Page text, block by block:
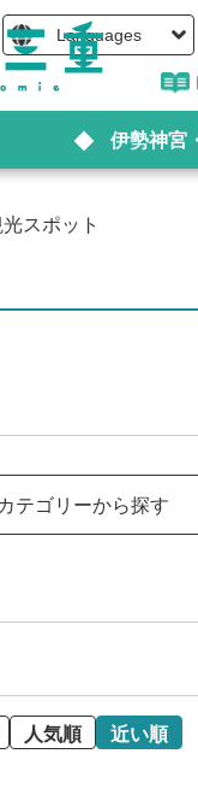
Languages
伊勢神宮
スポット
カテゴリーから探す
人気順 近い順